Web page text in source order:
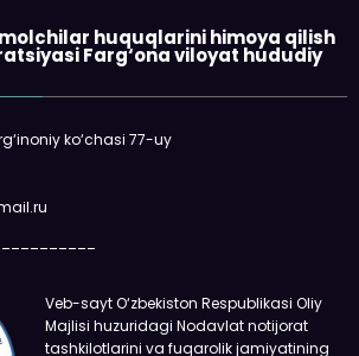
huquqlarini himoya qilish
Farg‘ona viloyat hududiy
ko‘chasi 77-uy
Veb-sayt O‘zbekiston Respublikasi Oliy
Majlisi huzuridagi Nodavlat notijorat
tashkilotlarini va fuqarolik jamiyatining